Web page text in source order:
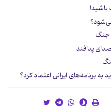
باشید!
جنگ
پدافند
به برنامه‌های ایرانی اعتماد کرد؟